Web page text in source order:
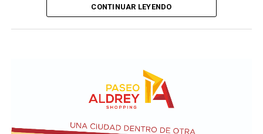
Culturales”, a cargo del grupo Cul Mardel, que se podrá
visitar del 3 al 14 de agosto de manera gratuita.
10 a 12 en la Biblioteca de Autores Marplatenses,
ubicada en el primer piso del edificio.
CONTINUAR LEYENDO